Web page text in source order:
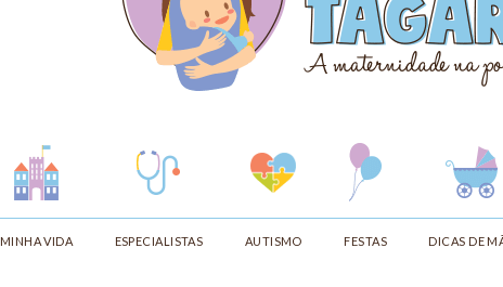
MINHA VIDA ESPECIALISTAS AUTISMO FESTAS DICAS DE